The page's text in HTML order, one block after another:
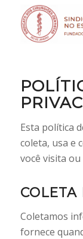
Esta política
coleta, usa e
você visita
Coletamos
fornece